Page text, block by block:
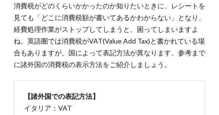
かた
3.1.
3-1.消
費税が
ない
(免
課税と
なる)
出張経
費費
消費税がどのくらいかかったのか知りたいときに、レシートを
見ても「どこに消費税額が書いてあるかわからない」となり、
経費処理作業がストップしてしまうと、困ってしまいますよ
ね。英語圏では消費税がVAT(Value Add Tax)と書かれている場
合もありますが、国によって表記方法が異なります。参考まで
に諸外国の消費税の表示方法をご紹介しましょう。
【諸外国での表記方法】
イタリア：VAT